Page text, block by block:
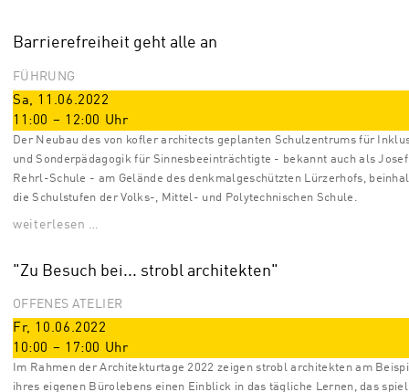
Barrierefreiheit geht alle an
FÜHRUNG
Sa, 11.06.2022
11:00 – 12:00 Uhr
Der Neubau des von kofler architects geplanten Schulzentrums für
und Sonderpädagogik für Sinnesbeeinträchtigte - bekannt auch als
Rehrl-Schule - am Gelände des denkmalgeschützten Lürzerhofs,
die Schulstufen der Volks-, Mittel- und Polytechnischen Schule.
weiterlesen …
"Zu Besuch bei... strobl architekten"
OFFENES ATELIER
Fr, 10.06.2022
10:00 – 17:00 Uhr
Im Rahmen der Architekturtage 2022 zeigen strobl architekten am
ihres eigenen Bürolebens einen Einblick in das tägliche Lernen, das